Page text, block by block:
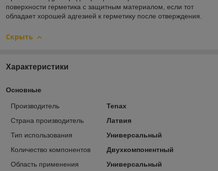
поверхности герметика с защитным материалом, если тот
обладает хорошей адгезией к герметику после отверждения.
Скрыть
Характеристики
Основные
Производитель
Tenax
Страна производитель
Латвия
Тип использования
Универсальный
Количество компонентов
Двухкомпонентный
Область применения
Универсальный